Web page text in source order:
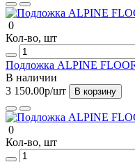
0
Кол-во, шт
Подложка ALPINE
В наличии
3 150.00р/шт В корзину
0
Кол-во, шт